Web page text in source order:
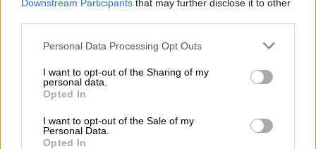
Downstream Participants that may further disclose it to other
Please note that this website/app uses one or more Google
not limited to your visit or usage behaviour. You may click to
grant or deny consent to Google and its third-party tags to
use your data for below specified purposes in below Google
consent section.
Personal Data Processing Opt Outs
I want to opt-out of the Sharing of my
personal data.
Opted In
I want to opt-out of the Sale of my
Personal Data.
Opted In
Μιλώντας στο πρακτορείο Reuters, o Κορνίλ
Νάνγκα, επικεφαλής της Συμμαχίας του
περιλαμβάνει και την M23 – είπε ότι ο
πρόεδρος της χώρας, Φέλιξ Τσισεκέντι,
διέταξε την επίθεση, χωρίς ωστόσο να
προσφέρει αποδείξεις.